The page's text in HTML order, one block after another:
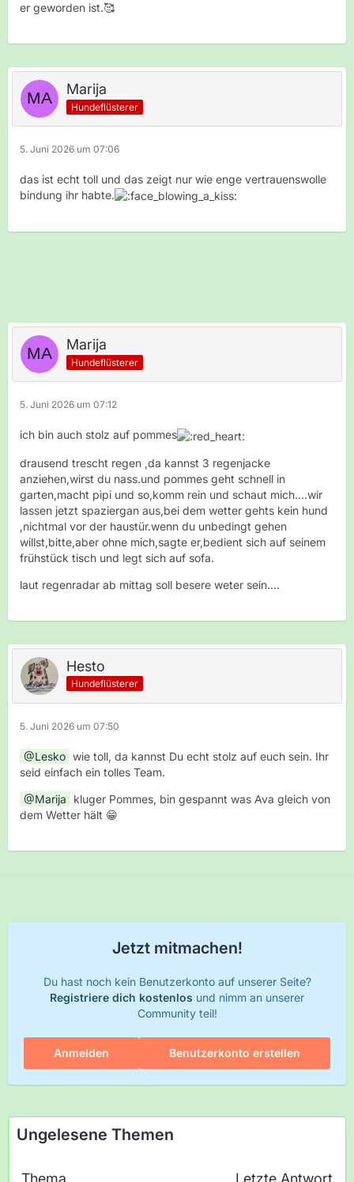
er geworden ist.🥰
Marija
Hundeflüsterer
5. Juni 2026 um 07:06
das ist echt toll und das zeigt nur wie enge vertrauenswolle
bindung ihr habte.
Marija
Hundeflüsterer
5. Juni 2026 um 07:12
ich bin auch stolz auf pommes
drausend trescht regen ,da kannst 3 regenjacke
anziehen,wirst du nass.und pommes geht schnell in
garten,macht pipi und so,komm rein und schaut mich....wir
lassen jetzt spaziergan aus,bei dem wetter gehts kein hund
,nichtmal vor der haustür.wenn du unbedingt gehen
willst,bitte,aber ohne mich,sagte er,bedient sich auf seinem
frühstück tisch und legt sich auf sofa.
laut regenradar ab mittag soll besere weter sein....
Hesto
Hundeflüsterer
5. Juni 2026 um 07:50
Lesko wie toll, da kannst Du echt stolz auf euch sein. Ihr
seid einfach ein tolles Team.
Marija
kluger Pommes, bin gespannt was Ava gleich von
dem Wetter hält 😁
Jetzt mitmachen!
Du hast noch kein Benutzerkonto auf unserer Seite?
Registriere dich kostenlos und nimm an unserer
Community teil!
Benutzerkonto erstellen
Anmelden
Ungelesene Themen
Thema Letzte Antwort